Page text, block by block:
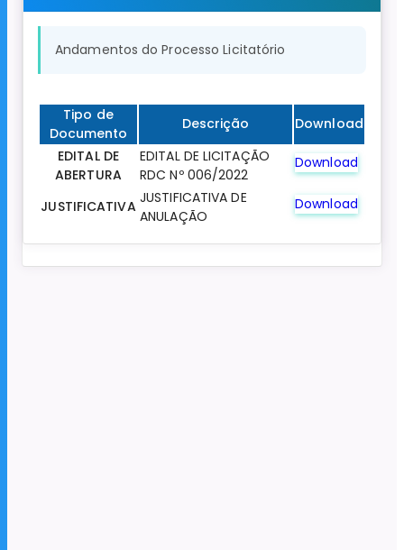
Andamentos do Processo Licitatório
Tipo de
Documento
Descrição
Download
EDITAL DE
ABERTURA
EDITAL DE LICITAÇÃO
RDC Nº 006/2022
Download
JUSTIFICATIVA JUSTIFICATIVA DE
ANULAÇÃO
Download